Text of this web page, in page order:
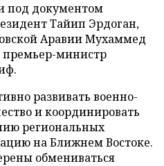
под документом
Тайип Эрдоган,
Аравии Мухаммед
премьер-министр
развивать военно-
и координировать
региональных
на Ближнем Востоке.
обмениваться